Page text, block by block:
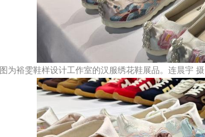
图为裕雯鞋样设计工作室的汉服绣花鞋展品。连晨宇 摄